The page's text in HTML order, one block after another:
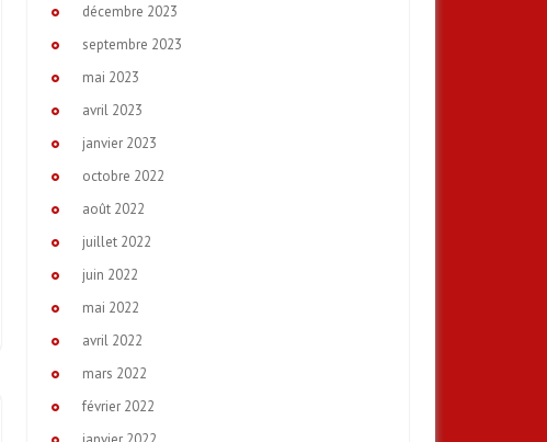
décembre 2023
septembre 2023
mai 2023
avril 2023
janvier 2023
octobre 2022
août 2022
juillet 2022
juin 2022
mai 2022
avril 2022
mars 2022
février 2022